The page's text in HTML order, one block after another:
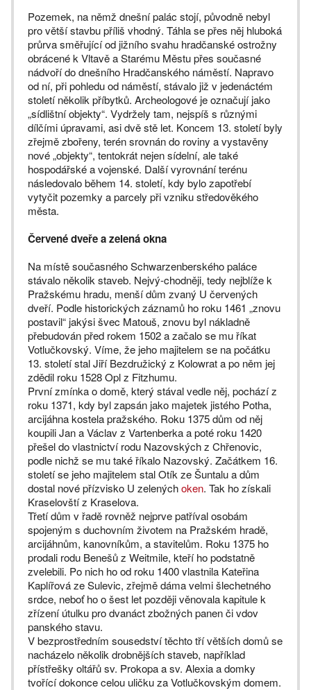
Pozemek, na němž dnešní palác stojí, původně nebyl
pro větší stavbu příliš vhodný. Táhla se přes něj hluboká
průrva směřující od jižního svahu hradčanské ostrožny
obrácené k Vltavě a Starému Městu přes současné
nádvoří do dnešního Hradčanského náměstí. Napravo
od ní, při pohledu od náměstí, stávalo již v jedenáctém
století několik příbytků. Archeologové je označují jako
„sídlištní objekty“. Vydržely tam, nejspíš s různými
dílčími úpravami, asi dvě stě let. Koncem 13. století byly
zřejmě zbořeny, terén srovnán do roviny a vystavěny
nové „objekty“, tentokrát nejen sídelní, ale také
hospodářské a vojenské. Další vyrovnání terénu
následovalo během 14. století, kdy bylo zapotřebí
vytyčit pozemky a parcely při vzniku středověkého
města.
Červené dveře a zelená okna
Na místě současného Schwarzenberského paláce
stávalo několik staveb. Nejvý-chodněji, tedy nejblíže k
Pražskému hradu, menší dům zvaný U červených
dveří. Podle historických záznamů ho roku 1461 „znovu
postavil“ jakýsi švec Matouš, znovu byl nákladně
přebudován před rokem 1502 a začalo se mu říkat
Votlučkovský. Víme, že jeho majitelem se na počátku
13. století stal Jiří Bezdružický z Kolowrat a po něm jej
zdědil roku 1528 Opl z Fitzhumu.
První zmínka o domě, který stával vedle něj, pochází z
roku 1371, kdy byl zapsán jako majetek jistého Potha,
arcijáhna kostela pražského. Roku 1375 dům od něj
koupili Jan a Václav z Vartenberka a poté roku 1420
přešel do vlastnictví rodu Nazovských z Chřenovic,
podle nichž se mu také říkalo Nazovský. Začátkem 16.
století se jeho majitelem stal Otík ze Šuntalu a dům
dostal nové přízvisko U zelenýchoken. Tak ho získali
Kraselovští z Kraselova.
Třetí dům v řadě rovněž nejprve patříval osobám
spojeným s duchovním životem na Pražském hradě,
arcijáhnům, kanovníkům, a stavitelům. Roku 1375 ho
prodali rodu Benešů z Weitmile, kteří ho podstatně
zvelebili. Po nich ho od roku 1400 vlastnila Kateřina
Kaplířová ze Sulevic, zřejmě dáma velmi šlechetného
srdce, neboť ho o šest let později věnovala kapitule k
zřízení útulku pro dvanáct zbožných panen či vdov
panského stavu.
V bezprostředním sousedství těchto tří větších domů se
nacházelo několik drobnějších staveb, například
přístřešky oltářů sv. Prokopa a sv. Alexia a domky
tvořící dokonce celou uličku za Votlučkovským domem.